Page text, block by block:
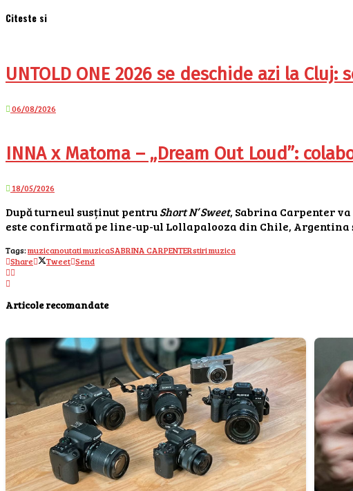
Citeste si
UNTOLD ONE 2026 se deschide azi la
06/08/2026
INNA x Matoma – „Dream Out Loud”:
18/05/2026
După turneul susținut pentruShort N’ Sweet, Sabrina Carpenter
este confirmată pe line-up-ul Lollapalooza din Chile,
Tags:muzicanoutati muzicaSABRINA CARPENTERstiri muzica
Share
Tweet Send
Articole recomandate